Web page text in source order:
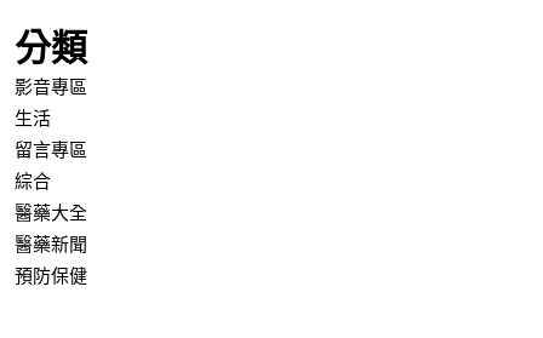
分類
影音專區
生活
留言專區
綜合
醫藥大全
醫藥新聞
預防保健